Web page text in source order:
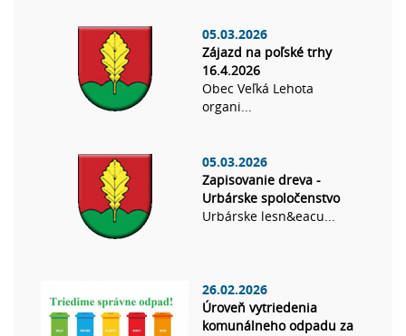
05.03.2026
Zájazd na poľské trhy
16.4.2026
Obec Veľká Lehota
organi...
05.03.2026
Zapisovanie dreva -
Urbárske spoločenstvo
Urbárske lesn&eacu...
26.02.2026
Úroveň vytriedenia
komunálneho odpadu za